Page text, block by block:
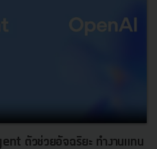
ตัวช่วยอัจฉริยะ ทำงานแทน